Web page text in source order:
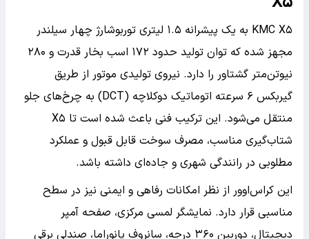
KMC X۵ به یک پیشرانه ۱.۵ لیتری توربوشارژ چهار سیلندر
مجهز شده که توان تولید حدود ۱۷۲ اسب بخار قدرت و ۲۸۰
نیوتن‌متر گشتاور را دارد. نیروی تولیدی موتور از طریق
گیربکس ۶ سرعته اتوماتیک دوکلاچه (DCT) به چرخ‌های جلو
منتقل می‌شود. این ترکیب فنی باعث شده است تا X۵
شتاب‌گیری مناسب، مصرف سوخت قابل قبول و عملکرد
مطلوبی در رانندگی شهری و جاده‌ای داشته باشد.
این کراس‌اوور از نظر امکانات رفاهی و ایمنی نیز در سطح
مناسبی قرار دارد. نمایشگر لمسی مرکزی، صفحه آمپر
دیجیتال، دوربین ۳۶۰ درجه، سانروف پانوراما، صندلی برقی